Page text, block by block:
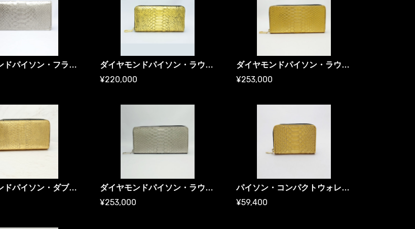
ダイヤモンドパイソン・フラップ型長財布・プラチナ箔プレミアム ／ プラチナ財布 ダイヤモンドパイソン・ラウンドファスナー長財布 金箔・スタンダード版／ ゴールド財布
¥220,000
ダイヤモンドパイソン・ラウンド長財布・金箔プレミアム ／ ゴールド財布
¥253,000
ダイヤモンドパイソン・ダブルラウンドファスナー長財布・プレミアム版／ ゴールド財布 ダイヤモンドパイソン・ラウンド長財布・プラチナ箔プレミアム ／ プラチナ財布
¥253,000
パイソン・コンパクトウォレット 金箔／ミニ財布
¥59,400